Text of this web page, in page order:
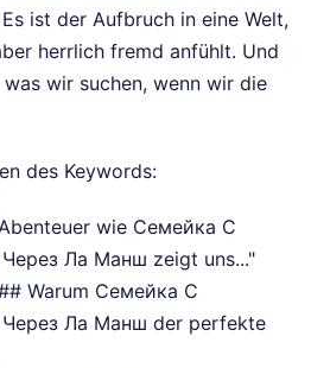
ist der Aufbruch in eine Welt,
herrlich fremd anfühlt. Und
wir suchen, wenn wir die
des Keywords:
wie Семейка С
Ла Манш zeigt uns..."
Warum Семейка С
Ла Манш der perfekte